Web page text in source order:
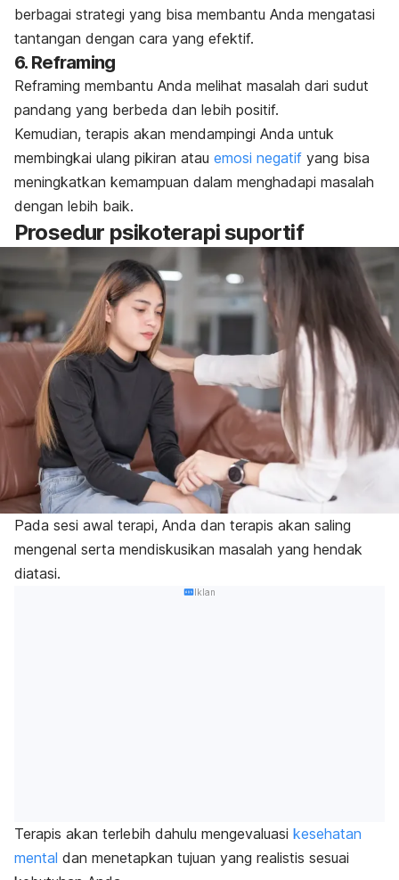
berbagai strategi yang bisa membantu Anda mengatasi
tantangan dengan cara yang efektif.
6. Reframing
Reframing membantu Anda melihat masalah dari sudut
pandang yang berbeda dan lebih positif.
Kemudian, terapis akan mendampingi Anda untuk
membingkai ulang pikiran atau emosi negatif yang bisa
meningkatkan kemampuan dalam menghadapi masalah
dengan lebih baik.
Prosedur psikoterapi suportif
Pada sesi awal terapi, Anda dan terapis akan saling
mengenal serta mendiskusikan masalah yang hendak
diatasi.
Iklan
Terapis akan terlebih dahulu mengevaluasi kesehatan
mental dan menetapkan tujuan yang realistis sesuai